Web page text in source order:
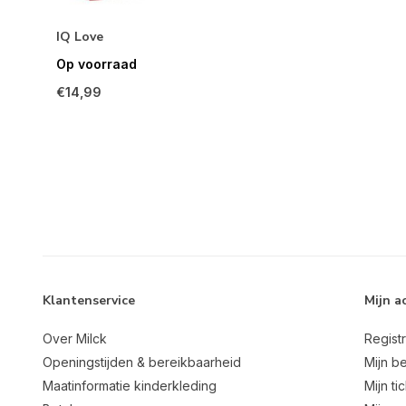
IQ Love
Op voorraad
€14,99
Klantenservice
Over Milck
Openingstijden & bereikbaarheid
Maatinformatie kinderkleding
Mijn
Mijn
Mijn